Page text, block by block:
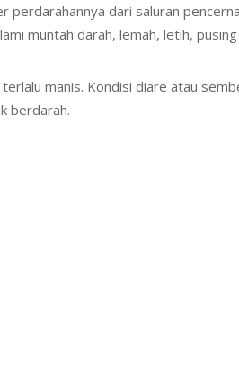
dari saluran
muntah darah, lemah, letih, pusing
manis. Kondisi diare atau
berdarah.